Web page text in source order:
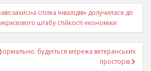
спілка інвалідів» долучилася до
штабу стійкості економіки
будується мережа ветеранських
просторів